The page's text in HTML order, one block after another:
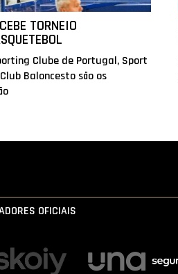
TORNEIO
Clube de Portugal, Sport
Baloncesto são os
OFICIAIS